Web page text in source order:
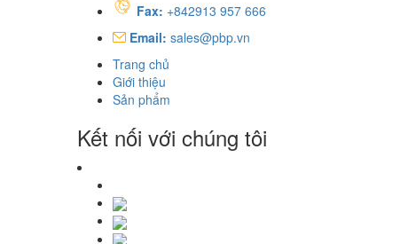
Fax: +842913 957 666
Email: sales@pbp.vn
Trang chủ
Giới thiệu
Sản phẩm
Kết nối với chúng tôi